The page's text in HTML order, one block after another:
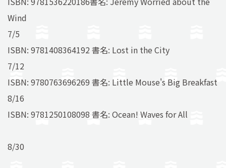
Wind
7/5
ISBN: 9781408364192 書名: Lost in the City
7/12
ISBN: 9780763696269 書名: Little Mouse's Big Breakfast
8/16
ISBN: 9781250108098 書名: Ocean! Waves for All
8/30